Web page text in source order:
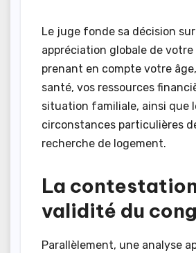
Le juge fonde sa décision
appréciation globale de
prenant en compte votre
santé, vos ressources
situation familiale, ainsi que
circonstances particulières
recherche de logement.
La
validité du
Parallèlement, une analyse